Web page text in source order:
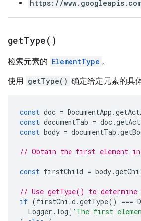
https://
getType( )
检索元素的 ElementType 。
使用 getType() 确定给定元素的具
const doc = DocumentApp .
const documentTab = doc.
const body = documentTab .
// Obtain the first element
const firstChild = body.
// Use getType() to determine
if (firstChild .getType() ===
Logger . log( 'The first